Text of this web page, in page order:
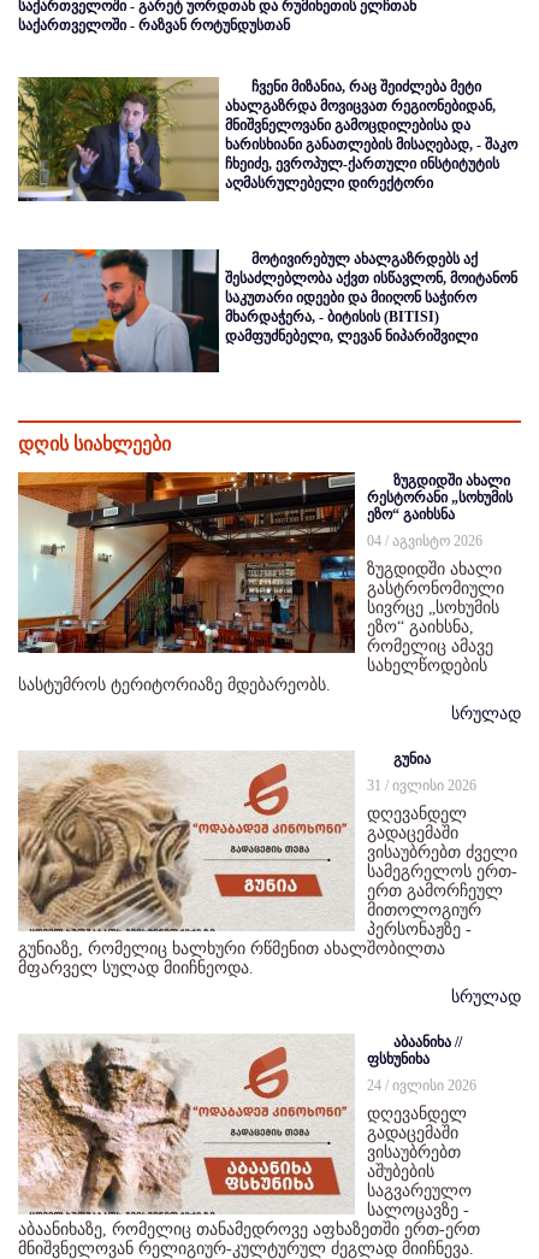
საქართველოში - გარეტ უორდთან და რუმინეთის ელჩთან
საქართველოში - რაზვან როტუნდუსთან
ჩვენი მიზანია, რაც შეიძლება მეტი
ახალგაზრდა მოვიცვათ რეგიონებიდან,
მნიშვნელოვანი გამოცდილებისა და
ხარისხიანი განათლების მისაღებად, - შაკო
ჩხეიძე, ევროპულ-ქართული ინსტიტუტის
აღმასრულებელი დირექტორი
მოტივირებულ ახალგაზრდებს აქ
შესაძლებლობა აქვთ ისწავლონ, მოიტანონ
საკუთარი იდეები და მიიღონ საჭირო
მხარდაჭერა, - ბიტისის (BITISI)
დამფუძნებელი, ლევან ნიპარიშვილი
დღის სიახლეები
ზუგდიდში ახალი
რესტორანი „სოხუმის
ეზო“ გაიხსნა
04 / აგვისტო 2026
ზუგდიდში ახალი
გასტრონომიული
სივრცე „სოხუმის
ეზო“ გაიხსნა,
რომელიც ამავე
სახელწოდების
სასტუმროს ტერიტორიაზე მდებარეობს.
სრულად
გუნია
31 / ივლისი 2026
დღევანდელ
გადაცემაში
ვისაუბრებთ ძველი
სამეგრელოს ერთ-
ერთ გამორჩეულ
მითოლოგიურ
პერსონაჟზე -
გუნიაზე, რომელიც ხალხური რწმენით ახალშობილთა
მფარველ სულად მიიჩნეოდა.
სრულად
აბაანიხა //
ფსხუნიხა
24 / ივლისი 2026
დღევანდელ
გადაცემაში
ვისაუბრებთ
აშუბების
საგვარეულო
სალოცავზე -
აბაანიხაზე, რომელიც თანამედროვე აფხაზეთში ერთ-ერთ
მნიშვნელოვან რელიგიურ-კულტურულ ძეგლად მიიჩნევა.